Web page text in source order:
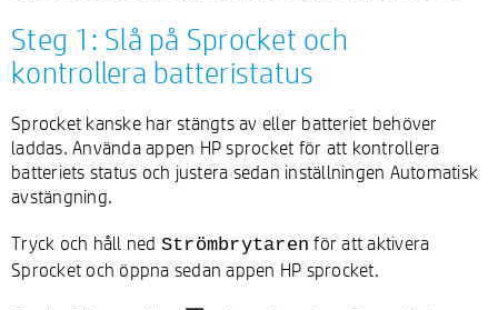
Steg 1: Slå på Sprocket och
kontrollera batteristatus
Sprocket kanske har stängts av eller batteriet behöver
laddas. Använda appen HP sprocket för att kontrollera
batteriets status och justera sedan inställningen Automatisk
avstängning.
Tryck och håll ned Strömbrytaren för att aktivera
Sprocket och öppna sedan appen HP sprocket.